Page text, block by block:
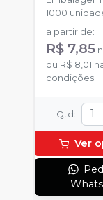
1000
a partir de:
R$ 7,85
ou R$ 8,01
condições
Qtd :
Ver